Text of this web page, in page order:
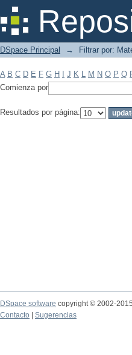
Filtrar por: Materia
DSpace Principal → Filtrar por:
A B C D E F G H J K L M N O P Q
Comienza por
Resultados por página:
DSpace software copyright © 2002-2015
Contacto
Sugerencias